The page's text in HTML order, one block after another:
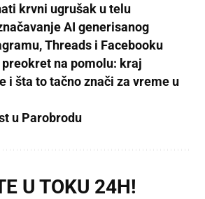
krvni ugrušak u telu
AI generisanog
Threads i Facebooku
na pomolu: kraj
i šta to tačno znači za vreme u
u Parobrodu
U TOKU 24H!